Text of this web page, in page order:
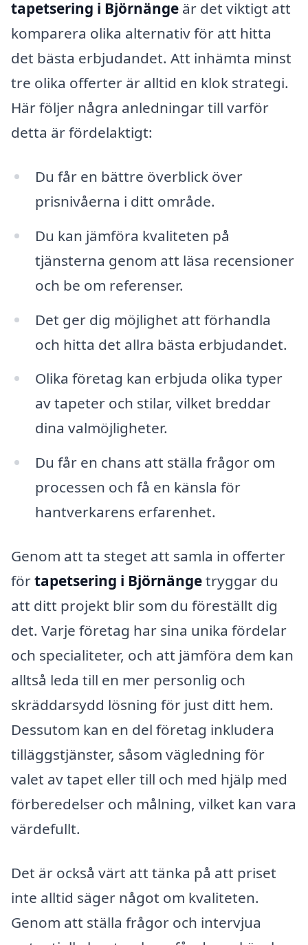
tapetsering i Björnänge är det viktigt att
komparera olika alternativ för att hitta
det bästa erbjudandet. Att inhämta minst
tre olika offerter är alltid en klok strategi.
Här följer några anledningar till varför
detta är fördelaktigt:
Du får en bättre överblick över
prisnivåerna i ditt område.
Du kan jämföra kvaliteten på
tjänsterna genom att läsa recensioner
och be om referenser.
Det ger dig möjlighet att förhandla
och hitta det allra bästa erbjudandet.
Olika företag kan erbjuda olika typer
av tapeter och stilar, vilket breddar
dina valmöjligheter.
Du får en chans att ställa frågor om
processen och få en känsla för
hantverkarens erfarenhet.
Genom att ta steget att samla in offerter
förtapetsering i Björnängetryggar du
att ditt projekt blir som du föreställt dig
det. Varje företag har sina unika fördelar
och specialiteter, och att jämföra dem kan
alltså leda till en mer personlig och
skräddarsydd lösning för just ditt hem.
Dessutom kan en del företag inkludera
tilläggstjänster, såsom vägledning för
valet av tapet eller till och med hjälp med
förberedelser och målning, vilket kan vara
värdefullt.
Det är också värt att tänka på att priset
inte alltid säger något om kvaliteten.
Genom att ställa frågor och intervjua